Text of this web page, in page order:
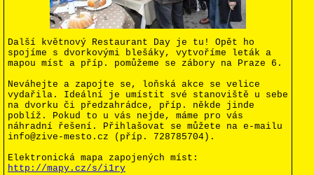
Další květnový Restaurant Day je tu! Opět ho
spojíme s dvorkovými blešáky, vytvoříme leták a
mapou míst a příp. pomůžeme se zábory na Praze 6.
Neváhejte a zapojte se, loňská akce se velice
vydařila. Ideální je umístit své stanoviště u sebe
na dvorku či předzahrádce, příp. někde jinde
poblíž. Pokud to u vás nejde, máme pro vás
náhradní řešení. Přihlašovat se můžete na e-mailu
info@zive-mesto.cz (příp. 728785704).
Elektronická mapa zapojených míst:
http://mapy.cz/s/i1ry